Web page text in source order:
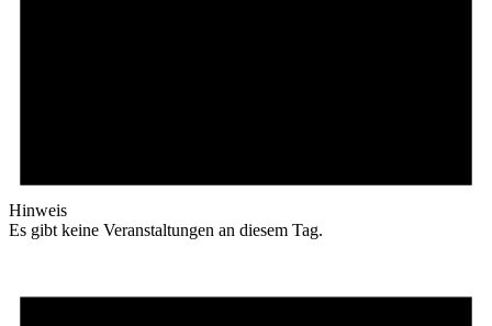
Hinweis
Es gibt keine Veranstaltungen an diesem Tag.